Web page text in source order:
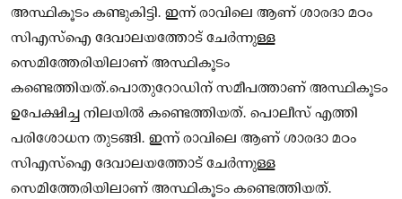
അസ്ഥികൂടം കണ്ടുകിട്ടി. ഇന്ന് രാവിലെ ആണ് ശാരദാ മഠം
സിഎസ്ഐ ദേവാലയത്തോട് ചേർന്നുള്ള
സെമിത്തേരിയിലാണ് അസ്ഥികൂടം
കണ്ടെത്തിയത്.പൊതുറോഡിന് സമീപത്താണ് അസ്ഥികൂടം
ഉപേക്ഷിച്ച നിലയിൽ കണ്ടെത്തിയത്. പൊലീസ് എത്തി
പരിശോധന തുടങ്ങി. ഇന്ന് രാവിലെ ആണ് ശാരദാ മഠം
സിഎസ്ഐ ദേവാലയത്തോട് ചേർന്നുള്ള
സെമിത്തേരിയിലാണ് അസ്ഥികൂടം കണ്ടെത്തിയത്.